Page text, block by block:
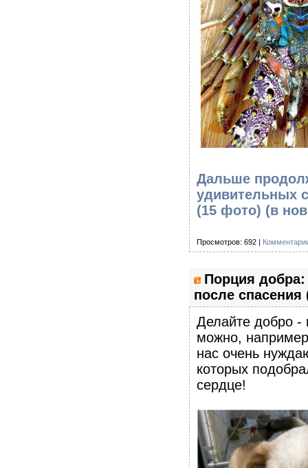
Дальше
удивительных
(15 фото) (в
Просмотров: 692 |
Порция
после
Делайте добро -
можно,
нас очень
которых
сердце!